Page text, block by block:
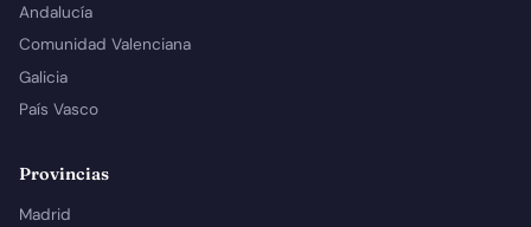
Andalucía
Comunidad Valenciana
Galicia
País Vasco
Provincias
Madrid